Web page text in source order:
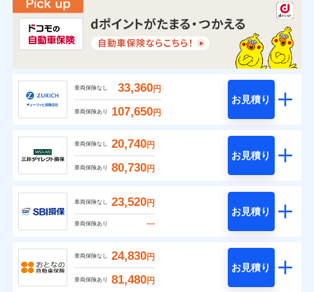
車両保険なし 33,360円
車両保険あり 107,650円
お見積り
車両保険なし 20,740円
車両保険あり 80,730円
お見積り
車両保険なし 23,520円
車両保険あり ---
お見積り
車両保険なし 24,830円
車両保険あり 81,480円
お見積り